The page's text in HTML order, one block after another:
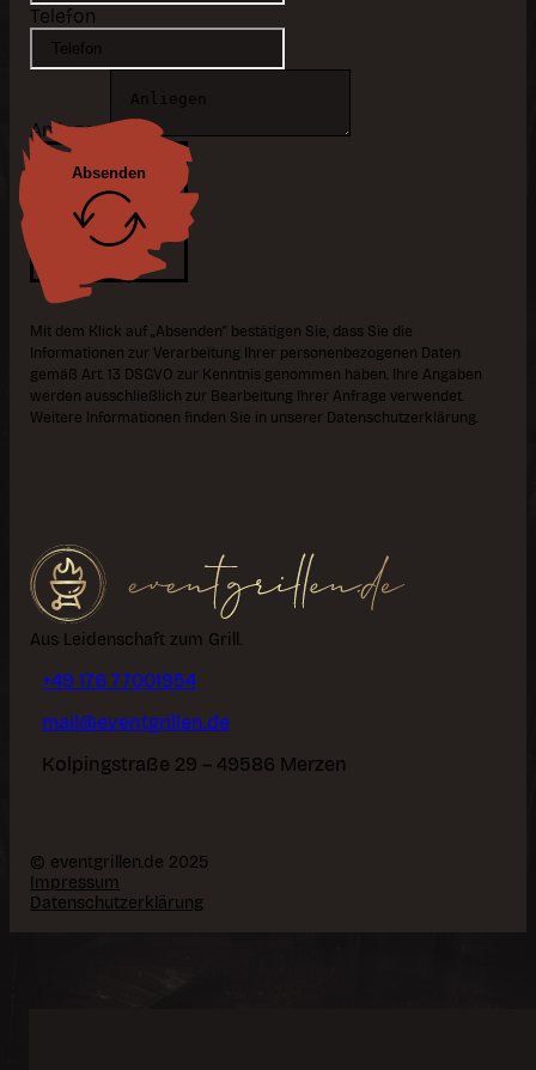
Telefon
Anliegen
Absenden
Mit dem Klick auf „Absenden“ bestätigen Sie, dass Sie die
Informationen zur Verarbeitung Ihrer personenbezogenen Daten
gemäß Art. 13 DSGVO zur Kenntnis genommen haben. Ihre Angaben
werden ausschließlich zur Bearbeitung Ihrer Anfrage verwendet.
Weitere Informationen finden Sie in unserer Datenschutzerklärung.
Aus Leidenschaft zum Grill.
+49 176 77001954
mail@eventgrillen.de
Kolpingstraße 29 – 49586 Merzen
© eventgrillen.de 2025
Impressum
Datenschutzerklärung